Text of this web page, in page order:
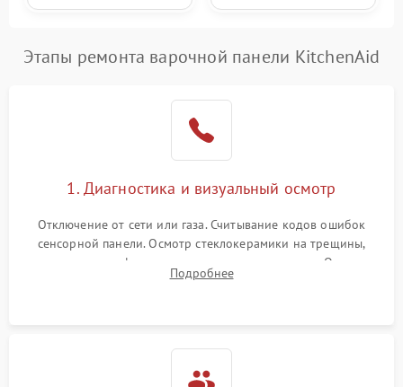
Этапы ремонта варочной панели KitchenAid
1. Диагностика и визуальный осмотр
Отключение от сети или газа. Считывание кодов ошибок
сенсорной панели. Осмотр стеклокерамики на трещины,
проверка конфорок на равномерность нагрева. Опрос
клиента о симптомах (не включается, не видит посуду,
Подробнее